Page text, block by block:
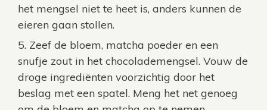
het mengsel niet te heet is, anders kunnen de
eieren gaan stollen.
Zeef de bloem, matcha poeder en een
snufje zout in het chocolademengsel. Vouw de
droge ingrediënten voorzichtig door het
beslag met een spatel. Meng het net genoeg